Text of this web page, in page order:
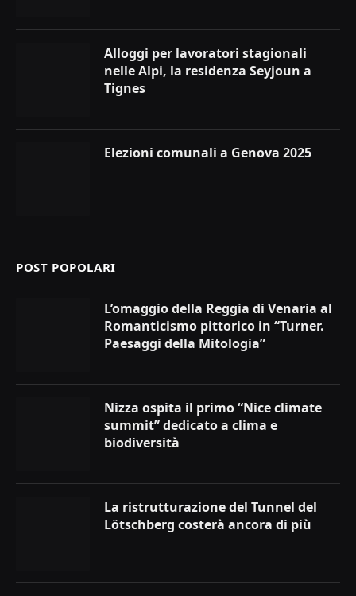
Alloggi per lavoratori stagionali
nelle Alpi, la residenza Seyjoun a
Tignes
Elezioni comunali a Genova 2025
POST POPOLARI
L’omaggio della Reggia di Venaria al
Romanticismo pittorico in “Turner.
Paesaggi della Mitologia”
Nizza ospita il primo “Nice climate
summit” dedicato a clima e
biodiversità
La ristrutturazione del Tunnel del
Lötschberg costerà ancora di più